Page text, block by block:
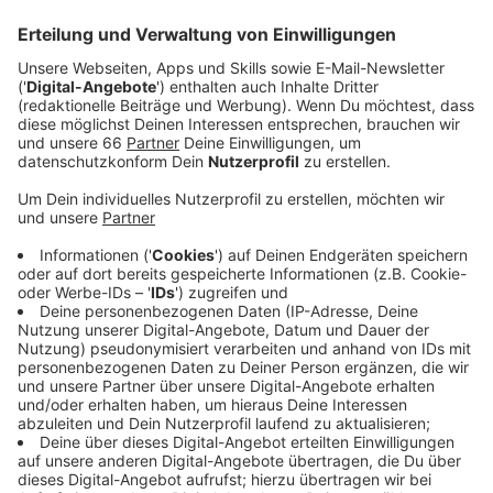
Anzeige
Wenn es nicht zwingend notwendig sei, solle man
warten. Außerdem sei es wichtig, mit den Kindern
am Anfang einzuschränken. Annette Willms von der
Elternschaft Düsseldorfer Schulen (EDS) sieht da vor
allem die Eltern in der Pflicht.
Anzeige
Annette Willms von der
Elternschaft Düsseldorfer Schulen